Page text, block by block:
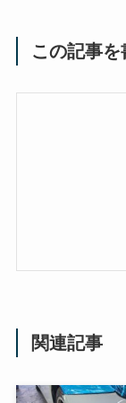
この記事を
関連記事